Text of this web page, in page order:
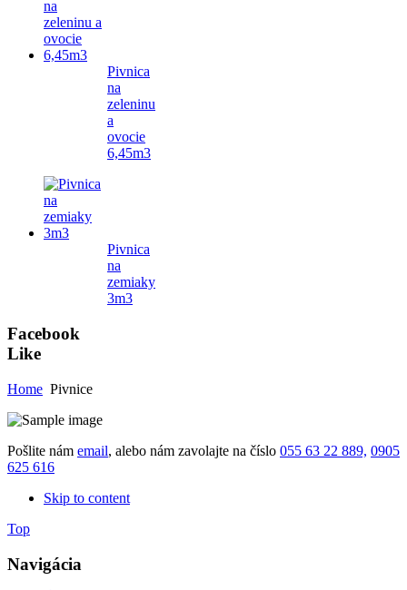
Pivnica
na
zeleninu
a
ovocie
6,45m3
Pivnica
na
zemiaky
3m3
Facebook
Like
Home Pivnice
Pošlite nám email, alebo nám zavolajte na číslo 055 63 22 889, 0905
625 616
Skip to content
Top
Navigácia